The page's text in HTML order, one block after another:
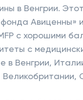
в Венгрии.
Авиценны»
с хорошими
с
в Венгрии,